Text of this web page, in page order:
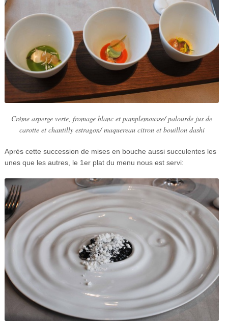
Crème asperge verte, fromage blanc et pamplemousse/ palourde jus de
carotte et chantilly estragon/ maquereau citron et bouillon dashi
Après cette succession de mises en bouche aussi succulentes les
unes que les autres, le 1er plat du menu nous est servi: